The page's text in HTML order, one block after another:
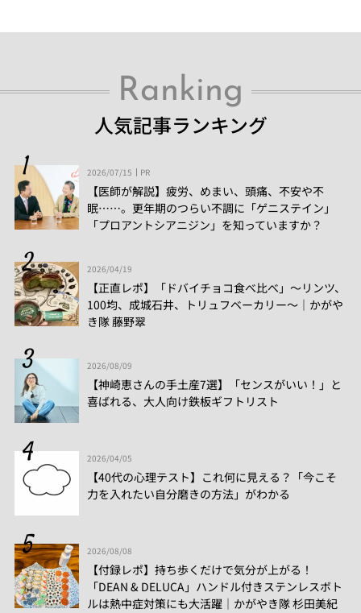
Ranking
人気記事ランキング
2026/07/15 PR
【医師が解説】疲労、めまい、頭痛、不安や不
眠……。更年期のつらい不調に「ゲニステイン」
「プロアントシアニジン」を知っていますか？
2026/04/19
【正直レポ】「ドバイチョコ食べ比べ」～リンツ、
100均、成城石井、トリュフベーカリー～｜かがや
き隊 藤野翠
2026/08/09
【神崎恵さんの手土産7選】「センスがいい！」と
喜ばれる、大人向け鉄板ギフトリスト
2026/04/05
【40代の心理テスト】これ何に見える？「今こそ
力を入れたい自分磨きの方法」がわかる
2026/08/08
【付録レポ】持ち歩くだけで気分が上がる！
「DEAN & DELUCA」ハンドル付きステンレスボト
ルは熱中症対策にも大活躍│かがやき隊 杉田美紀